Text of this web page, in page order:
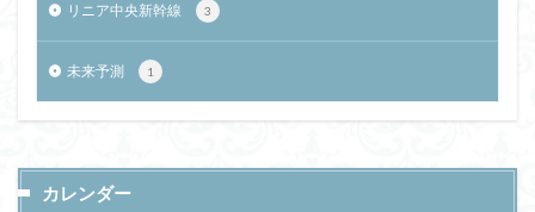
リニア中央新幹線 3
未来予測 1
カレンダー